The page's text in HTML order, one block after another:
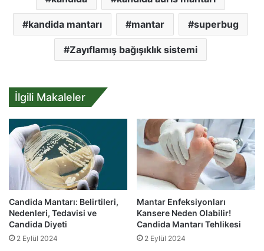
kandida mantarı mantar superbug
Zayıflamış bağışıklık sistemi
İlgili Makaleler
Candida Mantarı: Belirtileri,
Nedenleri, Tedavisi ve
Candida Diyeti
2 Eylül 2024
Mantar Enfeksiyonları
Kansere Neden Olabilir!
Candida Mantarı Tehlikesi
2 Eylül 2024